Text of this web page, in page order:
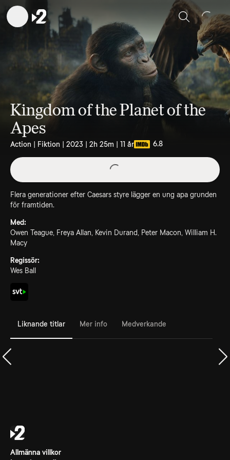
Sök
Kingdom of the Planet of the
Apes
Action | Fiktion | 2023 | 2h 25m | 11 år 6.8
Flera generationer efter Caesars styre lägger en ung apa grunden
för framtiden.
Med:
Owen Teague, Freya Allan, Kevin Durand, Peter Macon, William H.
Macy
Regissör:
Wes Ball
Liknande titlar Mer info Medverkande
Allmänna villkor